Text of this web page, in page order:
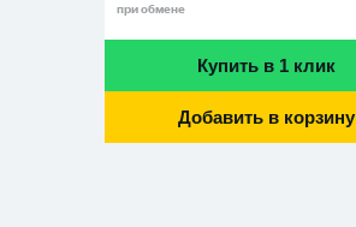
при обмене
Купить в 1 клик
Добавить в корзину